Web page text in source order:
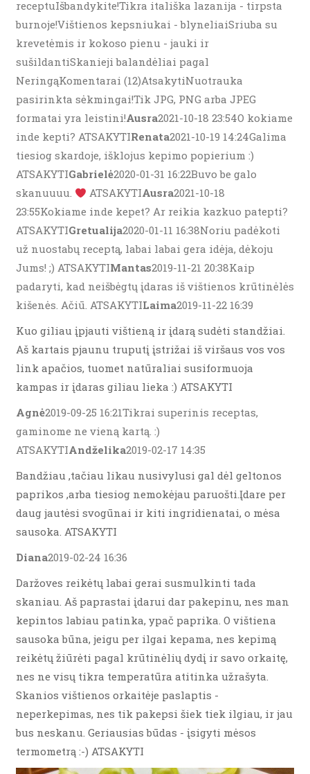
receptuIšbandykite!Tikra itališka lazanija - tirpsta
burnoje!Vištienos kepsniukai - blyneliaiSriuba su
krevetėmis ir kokoso pienu - jauki ir
sušildantiSkanieji balandėliai pagal
NeringąKomentarai (12)AtsakytiNuotrauka
pasirinkta sėkmingai!Tik JPG, PNG arba JPEG
formatai yra leistini!Ausra2021-10-18 23:54O kokiame
inde kepti? ATSAKYTIRenata2021-10-19 14:24Galima
tiesiog skardoje, išklojus kepimo popierium :)
ATSAKYTIGabrielė2020-01-31 16:22Buvo be galo
skanuuuu.
ATSAKYTIAusra2021-10-18
23:55Kokiame inde kepet? Ar reikia kazkuo patepti?
ATSAKYTIGretualija2020-01-11 16:38Noriu padėkoti
už nuostabų receptą, labai labai gera idėja, dėkoju
Jums! ;) ATSAKYTIMantas2019-11-21 20:38Kaip
padaryti, kad neišbėgtų įdaras iš vištienos krūtinėlės
kišenės. Ačiū. ATSAKYTILaima2019-11-22 16:39
Kuo giliau įpjauti vištieną ir įdarą sudėti standžiai.
Aš kartais pjaunu truputį įstrižai iš viršaus vos vos
link apačios, tuomet natūraliai susiformuoja
kampas ir įdaras giliau lieka :) ATSAKYTI
Agnė2019-09-25 16:21Tikrai superinis receptas,
gaminome ne vieną kartą. :)
ATSAKYTIAndželika2019-02-17 14:35
Bandžiau ,tačiau likau nusivylusi gal dėl geltonos
paprikos ,arba tiesiog nemokėjau paruošti.Įdare per
daug jautėsi svogūnai ir kiti ingridienatai, o mėsa
sausoka. ATSAKYTI
Diana2019-02-24 16:36
Daržoves reikėtų labai gerai susmulkinti tada
skaniau. Aš paprastai įdarui dar pakepinu, nes man
kepintos labiau patinka, ypač paprika. O vištiena
sausoka būna, jeigu per ilgai kepama, nes kepimą
reikėtų žiūrėti pagal krūtinėlių dydį ir savo orkaitę,
nes ne visų tikra temperatūra atitinka užrašyta.
Skanios vištienos orkaitėje paslaptis -
neperkepimas, nes tik pakepsi šiek tiek ilgiau, ir jau
bus neskanu. Geriausias būdas - įsigyti mėsos
termometrą :-) ATSAKYTI